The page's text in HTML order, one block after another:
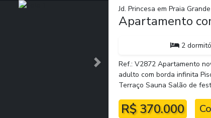
Próxima
Jd. Princesa em Praia
Apartamento
2
Ref.: V2872 Apartamento
adulto com borda infinita
Terraço Sauna Salão de
R$ 370.000